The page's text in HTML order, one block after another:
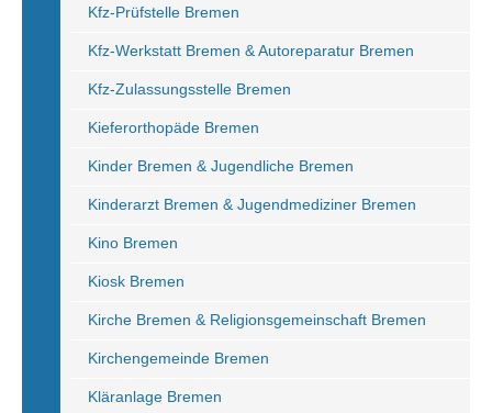
Kfz-Prüfstelle Bremen
Kfz-Werkstatt Bremen & Autoreparatur Bremen
Kfz-Zulassungsstelle Bremen
Kieferorthopäde Bremen
Kinder Bremen & Jugendliche Bremen
Kinderarzt Bremen & Jugendmediziner Bremen
Kino Bremen
Kiosk Bremen
Kirche Bremen & Religionsgemeinschaft Bremen
Kirchengemeinde Bremen
Kläranlage Bremen